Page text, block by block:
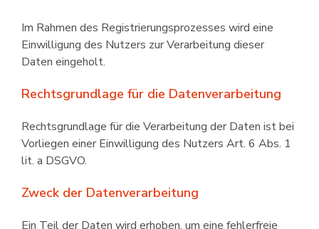
Im Rahmen des Registrierungs­prozesses wird eine
Einwilligung des Nutzers zur Verarbeitung dieser
Daten eingeholt.
Rechtsgrundlage für die Datenverarbeitung
Rechtsgrundlage für die Verarbeitung der Daten ist bei
Vorliegen einer Einwilligung des Nutzers Art. 6 Abs. 1
lit. a DSGVO.
Zweck der Datenverarbeitung
Ein Teil der Daten wird erhoben, um eine fehlerfreie